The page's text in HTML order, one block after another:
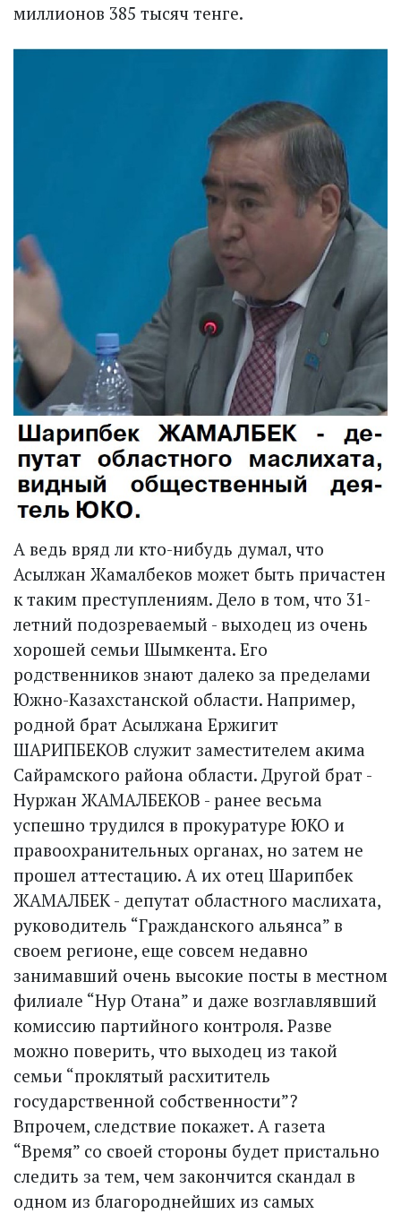
миллионов 385 тысяч тенге.
А ведь вряд ли кто-нибудь думал, что
Асылжан Жамалбеков может быть причастен
к таким преступлениям. Дело в том, что 31-
летний подозреваемый - выходец из очень
хорошей семьи Шымкента. Его
родственников знают далеко за пределами
Южно-Казахстанской области. Например,
родной брат Асылжана Ержигит
ШАРИПБЕКОВ служит заместителем акима
Сайрамского района области. Другой брат -
Нуржан ЖАМАЛБЕКОВ - ранее весьма
успешно трудился в прокуратуре ЮКО и
правоохранительных органах, но затем не
прошел аттестацию. А их отец Шарипбек
ЖАМАЛБЕК - депутат областного маслихата,
руководитель “Гражданского альянса” в
своем регионе, еще совсем недавно
занимавший очень высокие посты в местном
филиале “Нур Ота­на” и даже возглавлявший
комиссию партийного контроля. Разве
можно поверить, что выходец из такой
семьи “проклятый расхититель
государственной собственности”?
Впрочем, следствие покажет. А газета
“Время” со своей стороны будет пристально
следить за тем, чем закончится скандал в
одном из благороднейших из самых